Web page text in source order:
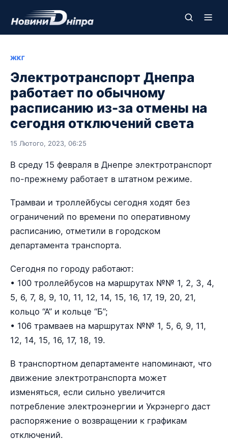
ЖКГ
Электротранспорт Днепра
работает по обычному
расписанию из-за отмены на
сегодня отключений света
15 Лютого, 2023, 06:25
В среду 15 февраля в Днепре электротранспорт
по-прежнему работает в штатном режиме.
Трамваи и троллейбусы сегодня ходят без
ограничений по времени по оперативному
расписанию, отметили в городском
департамента транспорта.
Сегодня по городу работают:
• 100 троллейбусов на маршрутах №№ 1, 2, 3, 4,
5, 6, 7, 8, 9, 10, 11, 12, 14, 15, 16, 17, 19, 20, 21,
кольцо “А” и кольце “Б”;
• 106 трамваев на маршрутах №№ 1, 5, 6, 9, 11,
12, 14, 15, 16, 17, 18, 19.
В транспортном департаменте напоминают, что
движение электротранспорта может
изменяться, если сильно увеличится
потребление электроэнергии и Укрэнерго даст
распоряжение о возвращении к графикам
отключений.